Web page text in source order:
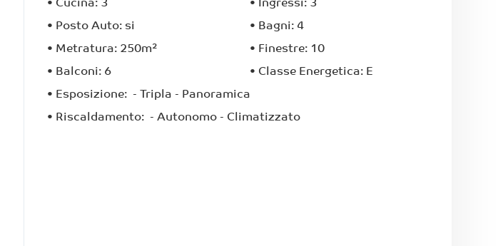
• Cucina: 3 • Ingressi: 3
• Posto Auto: si • Bagni: 4
• Metratura: 250m² • Finestre: 10
• Balconi: 6 • Classe Energetica: E
• Esposizione: - Tripla - Panoramica
• Riscaldamento: - Autonomo- Climatizzato